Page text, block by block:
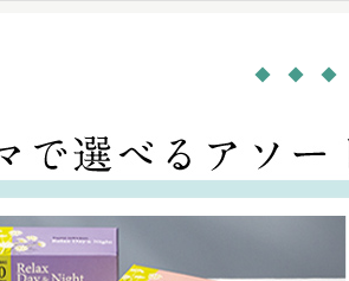
◆ ◆ ◆